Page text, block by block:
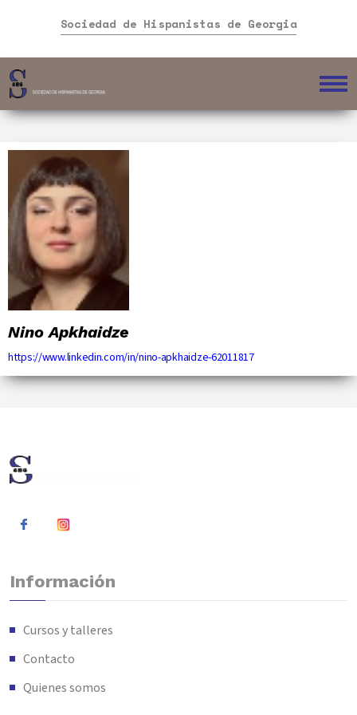
Sociedad de Hispanistas de Georgia
Nino Apkhaidze
https://www.linkedin.com/in/nino-apkhaidze-62011817
Información
Cursos y talleres
Contacto
Quienes somos